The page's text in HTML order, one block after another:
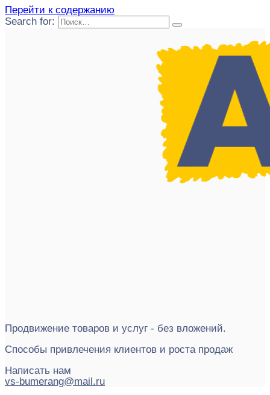
Перейти к содержанию
Search for:
Продвижение товаров и услуг - без вложений.
Способы привлечения клиентов и роста продаж
Написать нам
vs-bumerang@mail.ru